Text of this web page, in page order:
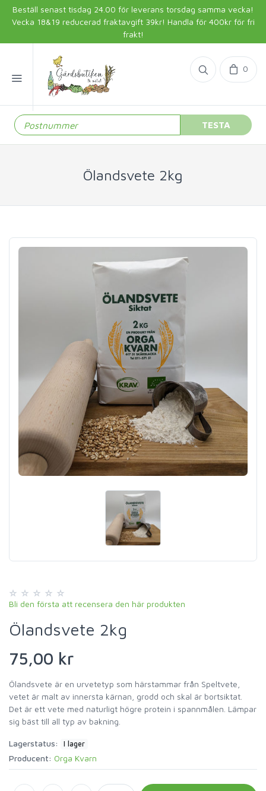
Beställ senast tisdag 24.00 för leverans torsdag samma vecka!
Vecka 18&19 reducerad fraktavgift 39kr! Handla för 400kr för fri
frakt!
0
TESTA
Ölandsvete 2kg
Bli den första att recensera den här produkten
Ölandsvete 2kg
75,00 kr
Ölandsvete är en urvetetyp som härstammar från Speltvete,
vetet är malt av innersta kärnan, grodd och skal är bortsiktat.
Det är ett vete med naturligt högre protein i spannmålen. Lämpar
sig bäst till all typ av bakning.
Lagerstatus: I lager
Producent: Orga Kvarn